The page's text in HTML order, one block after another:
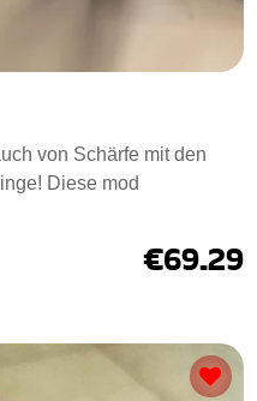
von Schärfe mit den
Diese mod
€69.29